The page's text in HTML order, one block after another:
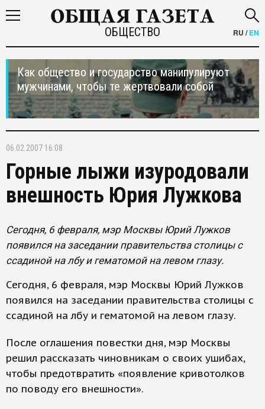
ОБЩЕСТВО RU /EN
Как общество и государство манипулируют
мужчинами, чтобы те жертвовали собой
06.02.2007 16:08
Горные лыжи изуродовали
внешность Юрия Лужкова
Сегодня, 6 февраля, мэр Москвы Юрий Лужков
появился на заседании правительства столицы с
ссадиной на лбу и гематомой на левом глазу.
Сегодня, 6 февраля, мэр Москвы Юрий Лужков
появился на заседании правительства столицы с
ссадиной на лбу и гематомой на левом глазу.
После оглашения повестки дня, мэр Москвы
решил рассказать чиновникам о своих ушибах,
чтобы предотвратить «появление кривотолков
по поводу его внешности».